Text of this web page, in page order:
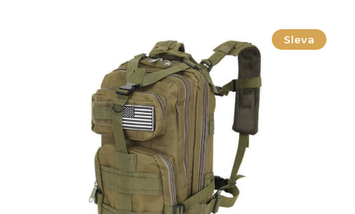
Sleva